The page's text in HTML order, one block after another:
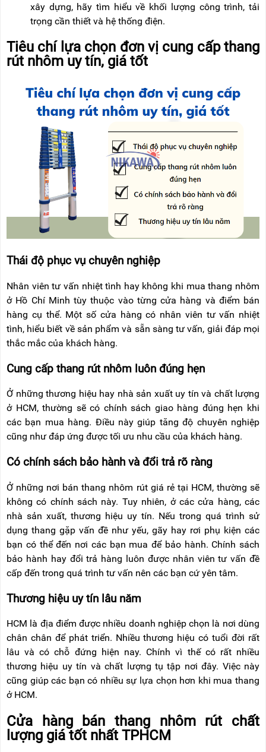
xây dựng, hãy tìm hiểu về khối lượng công trình, tải
trọng cần thiết và hệ thống điện.
Tiêu chí lựa chọn đơn vị cung cấp thang
rút nhôm uy tín, giá tốt
Thái độ phục vụ chuyên nghiệp
Nhân viên tư vấn nhiệt tình hay không khi mua thang nhôm
ở Hồ Chí Minh tùy thuộc vào từng cửa hàng và điểm bán
hàng cụ thể. Một số cửa hàng có nhân viên tư vấn nhiệt
tình, hiểu biết về sản phẩm và sẵn sàng tư vấn, giải đáp mọi
thắc mắc của khách hàng.
Cung cấp thang rút nhôm luôn đúng hẹn
Ở những thương hiệu hay nhà sản xuất uy tín và chất lượng
ở HCM, thường sẽ có chính sách giao hàng đúng hẹn khi
các bạn mua hàng. Điều này giúp tăng độ chuyên nghiệp
cũng như đáp ứng được tối ưu nhu cầu của khách hàng.
Có chính sách bảo hành và đổi trả rõ ràng
Ở những nơi bán thang nhôm rút giá rẻ tại HCM, thường sẽ
không có chính sách này. Tuy nhiên, ở các cửa hàng, các
nhà sản xuất, thương hiệu uy tín. Nếu trong quá trình sử
dụng thang gặp vấn đề như yếu, gãy hay rơi phụ kiện các
bạn có thể đến nơi các bạn mua để bảo hành. Chính sách
bảo hành hay đổi trả hàng luôn được nhân viên tư vấn đề
cấp đến trong quá trình tư vấn nên các bạn cứ yên tâm.
Thương hiệu uy tín lâu năm
HCM là địa điểm được nhiều doanh nghiệp chọn là nơi dùng
chân chân để phát triển. Nhiều thương hiệu có tuổi đời rất
lâu và có chỗ đứng hiện nay. Chính vì thế có rất nhiều
thương hiệu uy tín và chất lượng tụ tập nơi đây. Việc này
cũng giúp các bạn có nhiều sự lựa chọn hơn khi mua thang
ở HCM.
Cửa hàng bán thang nhôm rút chất
lượng giá tốt nhất TPHCM